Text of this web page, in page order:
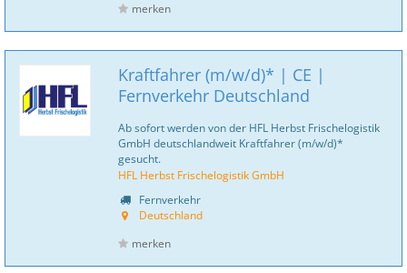
merken
Kraftfahrer (m/w/d)* | CE |
Fernverkehr Deutschland
Ab sofort werden von der HFL Herbst Frischelogistik
GmbH deutschlandweit Kraftfahrer (m/w/d)*
gesucht.
HFL Herbst Frischelogistik GmbH
Fernverkehr
Deutschland
merken